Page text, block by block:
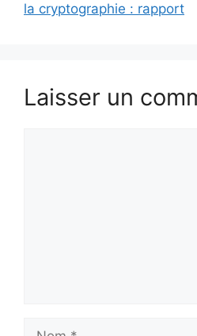
la cryptographie : rapport
Laisser un
Nom